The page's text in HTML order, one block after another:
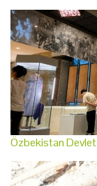
Özbekistan